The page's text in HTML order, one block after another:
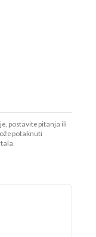
postavite pitanja ili
potaknuti